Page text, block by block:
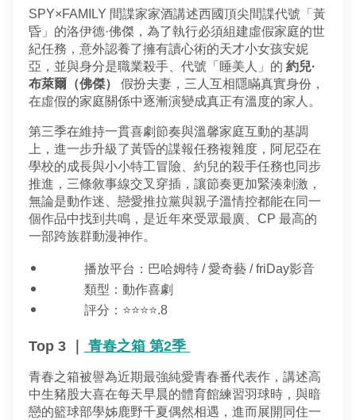
SPY×FAMILY 間諜家家酒講述西國頂尖間諜代號「黃
昏」的洛伊德·佛傑，為了執行必須組建虛假家庭的世
紀任務，意外認養了擁有讀心術的天才小女孩安妮
亞，並與身分是職業殺手、代號「睡美人」的 約兒·
布萊爾（佛傑）
假扮夫妻，三人互相隱瞞真實身份，
在虛假的家庭關係中逐漸演變成真正有溫度的家人。
第三季在維持一貫喜劇節奏與溫馨家庭互動的基調
上，進一步升級了黃昏的諜報任務複雜度，阿尼亞在
學校的成長與小小特工冒險、約兒的殺手任務也同步
推進，三條敘事線交叉穿插，讓節奏更加緊湊刺激，
無論是動作迷、戀愛推拉黨與親子溫情控都能在同一
個作品中找到共鳴，是近年來受眾最廣、CP 最高的
一部跨族群動漫神作。
播放平台：巴哈姆特 / 愛奇藝 / friDay影音
類型：動作喜劇
評分：⭐⭐⭐⭐.8
Top 3 ｜ 青春之箱 第2季
青春之箱被譽為近期最強純愛青春番代表作，講述高
中生豬股大喜在每天早晨的體育館練習羽球時，與暗
戀的籃球部學姊鹿野千夏偶然相遇，進而展開同住一